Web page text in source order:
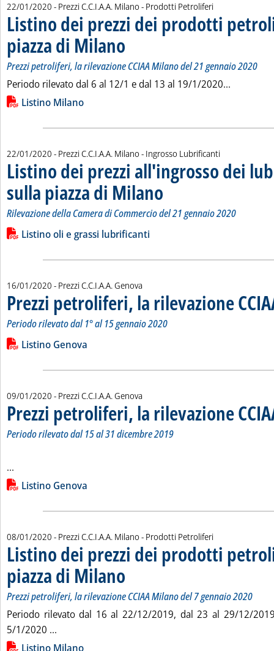
22/01/2020 - Prezzi C.C.I.A.A. Milano - Prodotti Petroliferi
Listino dei prezzi dei prodotti
piazza di Milano . Sottotitolo: Prezzi petroliferi, la rilevazione
. Pubblicata mercoledì 22 gennaio 2020 alle 13.40.
Prezzi petroliferi, la rilevazione CCIAA Milano del 21 gennaio 2020
Periodo rilevato dal 6 al 12/1 e dal 13 al 19/1/2020...
Lista allegati PDF alla notizia
Listino Milano
22/01/2020 - Prezzi C.C.I.A.A. Milano - Ingrosso Lubrificanti
Listino dei prezzi all'ingrosso dei
sulla piazza di Milano . Sottotitolo: Rilevazione della
. Pubblicata mercoledì 22 gennaio
Rilevazione della Camera di Commercio del 21 gennaio 2020
Leggi tutta la notizia: 'Listino dei prezzi all'ingrosso dei
Lista allegati PDF alla notizia
Listino oli e grassi lubrificanti
16/01/2020 - Prezzi C.C.I.A.A. Genova
Prezzi petroliferi, la rilevazione
Periodo rilevato dal 1° al 15 gennaio 2020
Leggi tutta la notizia: 'Prezzi petroliferi, la rilevazione CCIAA
Lista allegati PDF alla notizia
Listino Genova
09/01/2020 - Prezzi C.C.I.A.A. Genova
Prezzi petroliferi, la rilevazione
Periodo rilevato dal 15 al 31 dicembre 2019
...
Lista allegati PDF alla notizia
Listino Genova
08/01/2020 - Prezzi C.C.I.A.A. Milano - Prodotti Petroliferi
Listino dei prezzi dei prodotti
piazza di Milano . Sottotitolo: Prezzi petroliferi, la rilevazione
. Pubblicata mercoledì 08 gennaio 2020 alle 14.6.
Prezzi petroliferi, la rilevazione CCIAA Milano del 7 gennaio 2020
Periodo rilevato dal 16 al 22/12/2019, dal 23 al 29/12/
5/1/2020 ...
Listino Milano